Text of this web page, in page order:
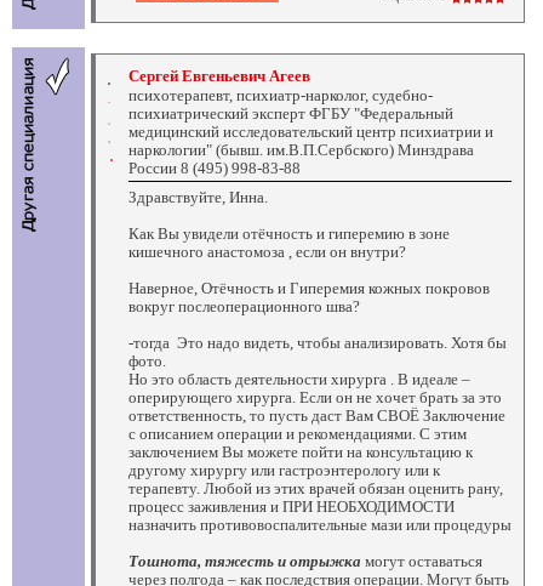
Сергей Евгеньевич Агеев
психотерапевт, психиатр-нарколог, судебно-
психиатрический эксперт ФГБУ "Федеральный
медицинский исследовательский центр психиатрии и
наркологии" (бывш. им.В.П.Сербского) Минздрава
России 8 (495) 998-83-88
Здравствуйте, Инна.
Как Вы увидели отёчность и гиперемию в зоне
кишечного анастомоза , если он внутри?
Наверное, Отёчность и Гиперемия кожных покровов
вокруг послеоперационного шва?
-тогда Это надо видеть, чтобы анализировать. Хотя бы
фото.
Но это область деятельности хирурга . В идеале –
оперирующего хирурга. Если он не хочет брать за это
ответственность, то пусть даст Вам СВОЁ Заключение
с описанием операции и рекомендациями. С этим
заключением Вы можете пойти на консультацию к
другому хирургу или гастроэнтерологу или к
терапевту. Любой из этих врачей обязан оценить рану,
процесс заживления и ПРИ НЕОБХОДИМОСТИ
назначить противовоспалительные мази или процедуры
Тошнота, тяжесть и отрыжка могут оставаться
через полгода – как последствия операции. Могут быть